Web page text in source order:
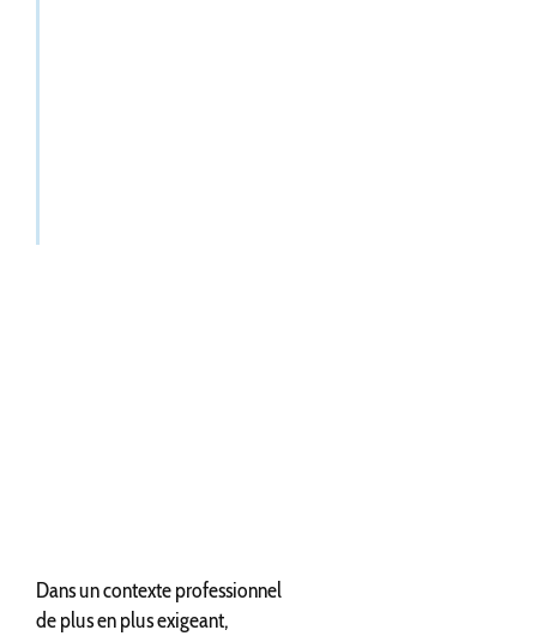
Dans un contexte professionnel
de plus en plus exigeant,